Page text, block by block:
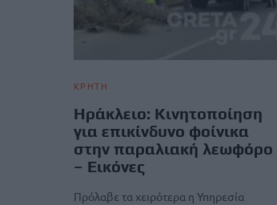
ΚΡΗΤΗ
Ηράκλειο: Κινητοποίηση
για επικίνδυνο φοίνικα
στην παραλιακή λεωφόρο
– Εικόνες
Πρόλαβε τα χειρότερα η Υπηρεσία